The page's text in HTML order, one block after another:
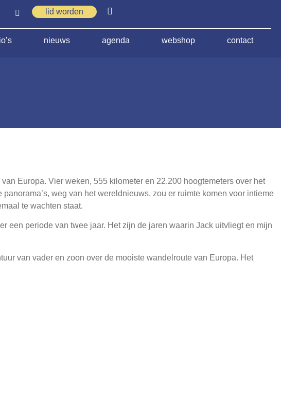
lid worden
nieuws agenda webshop contact
Europa. Vier weken, 555 kilometer en 22.200 hoogtemeters over het
weg van het wereldnieuws, zou er ruimte komen voor intieme
te wachten staat.
een periode van twee jaar. Het zijn de jaren waarin Jack uitvliegt en mijn
van vader en zoon over de mooiste wandelroute van Europa. Het